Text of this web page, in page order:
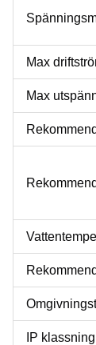
Max
Max
IP klassning